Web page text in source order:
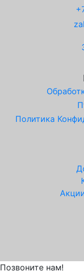
Политика
Позвоните нам!